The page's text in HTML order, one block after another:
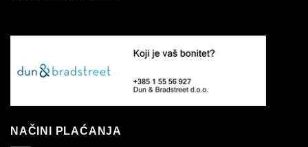
NAČINI PLAĆANJA